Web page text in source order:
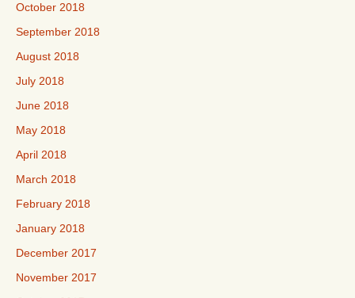
October 2018
September 2018
August 2018
July 2018
June 2018
May 2018
April 2018
March 2018
February 2018
January 2018
December 2017
November 2017